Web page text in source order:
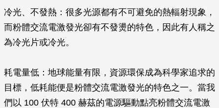
冷光、不發熱 ：很多光源都有不可避免的熱輻射現象，
而粉體交流電激發光卻有不發燙的特色，因此有人稱之
為冷光片或冷光。
耗電量低 ：地球能量有限，資源環保成為科學家追求的
目標，低耗能便是粉體交流電激發光的特色之一。當我
們以 100 伏特 400 赫茲的電源驅動點亮粉體交流電激